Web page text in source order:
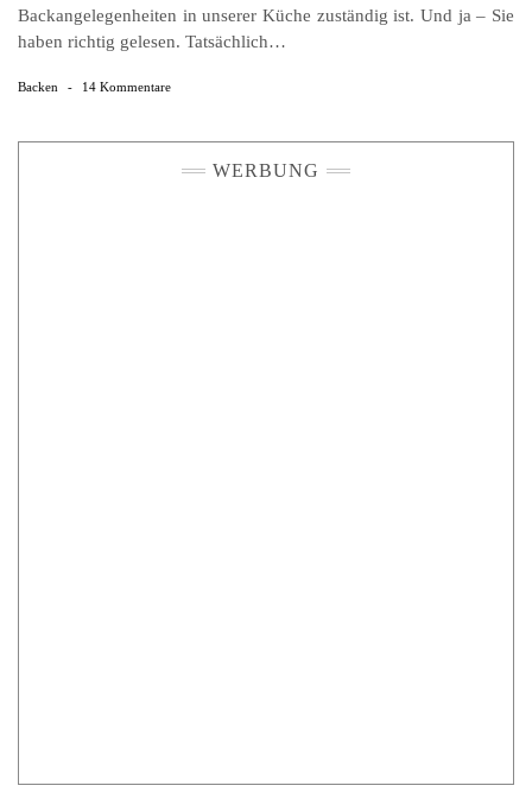
Backangelegenheiten in unserer Küche zuständig ist. Und ja – Sie
haben richtig gelesen. Tatsächlich…
Backen - 14 Kommentare
WERBUNG